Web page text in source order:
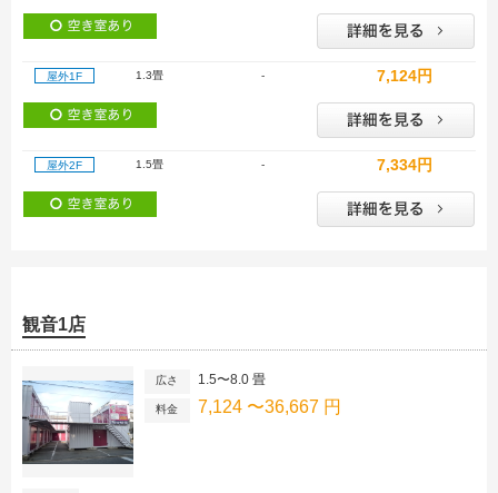
屋外1F 1.3畳 - 7,124円
屋外2F 1.5畳 - 7,334円
観音1店
広さ 1.5〜8.0 畳
料金 7,124 〜36,667 円